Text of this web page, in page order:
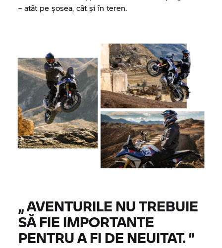
– atât pe șosea, cât și în teren.
„AVENTURILE NU TREBUIE
SĂ FIE IMPORTANTE
PENTRU A FI DE NEUITAT.”